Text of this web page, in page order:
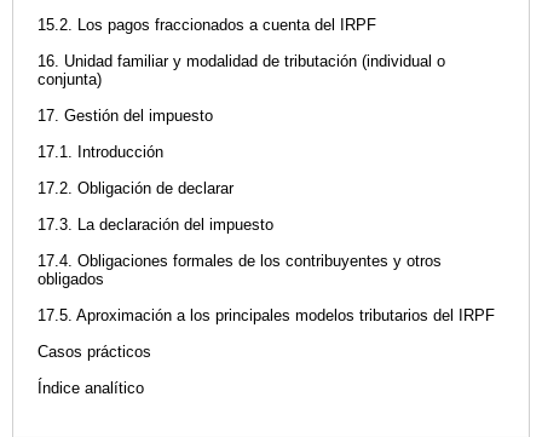
15.2. Los pagos fraccionados a cuenta del IRPF
16. Unidad familiar y modalidad de tributación (individual o
conjunta)
17. Gestión del impuesto
17.1. Introducción
17.2. Obligación de declarar
17.3. La declaración del impuesto
17.4. Obligaciones formales de los contribuyentes y otros
obligados
17.5. Aproximación a los principales modelos tributarios del IRPF
Casos prácticos
Índice analítico